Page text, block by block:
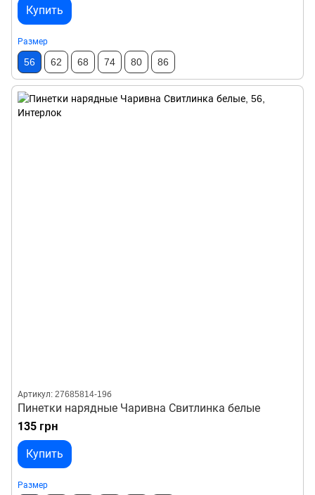
Купить
Размер
56 62 68 74 80 86
Артикул: 27685814-19б
Пинетки нарядные Чаривна Свитлинка белые
135 грн
Купить
Размер